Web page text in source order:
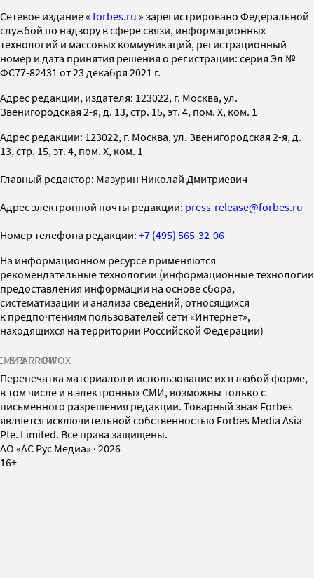
Cетевое издание « forbes.ru » зарегистрировано Федеральной
службой по надзору в сфере связи, информационных
технологий и массовых коммуникаций, регистрационный
номер и дата принятия решения о регистрации: серия Эл №
ФС77-82431 от 23 декабря 2021 г.
Адрес редакции, издателя: 123022, г. Москва, ул.
Звенигородская 2-я, д. 13, стр. 15, эт. 4, пом. X, ком. 1
Адрес редакции: 123022, г. Москва, ул. Звенигородская 2-я, д.
13, стр. 15, эт. 4, пом. X, ком. 1
Главный редактор: Мазурин Николай Дмитриевич
Адрес электронной почты редакции: press-release@forbes.ru
Номер телефона редакции: +7 (495) 565-32-06
На информационном ресурсе применяются
рекомендательные технологии (информационные технологии
предоставления информации на основе сбора,
систематизации и анализа сведений, относящихся
к предпочтениям пользователей сети «Интернет»,
находящихся на территории Российской Федерации)
SPARROWINFOX
Перепечатка материалов и использование их в любой форме,
в том числе и в электронных СМИ, возможны только с
письменного разрешения редакции. Товарный знак Forbes
является исключительной собственностью Forbes Media Asia
Pte. Limited. Все права защищены.
AO «АС Рус Медиа» · 2026
16+